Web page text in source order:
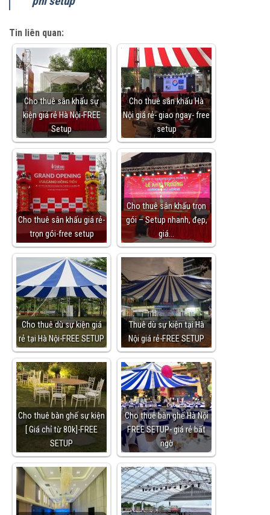
Tin liên quan:
Cho thuê sân khấu sự
kiện giá rẻ Hà Nội-FREE
Setup
Cho thuê sân khấu Hà
Nội giá rẻ- giao ngay- free
setup
Cho thuê sân khấu giá rẻ-
trọn gói-free setup
Cho thuê sân khấu trọn
gói – Setup nhanh, đẹp,
giá…
Cho thuê dù sự kiện giá
rẻ tại Hà Nội-FREE SETUP
Thuê dù sự kiện tại Hà
Nội giá rẻ-FREE SETUP
Cho thuê bàn ghế sự kiện
[ Giá chỉ từ 80k]-FREE
SETUP
Cho thuê bàn ghế Hà Nội
FREE SETUP- giá rẻ bất
ngờ